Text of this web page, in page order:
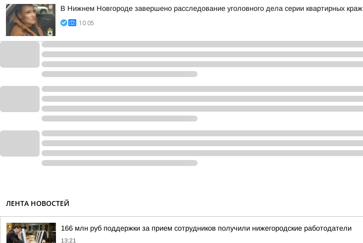
В Нижнем Новгороде завершено расследование уголовного дела серии квартирных краж
10:05
ЛЕНТА НОВОСТЕЙ
166 млн руб поддержки за прием сотрудников получили нижегородские работодатели
13:21